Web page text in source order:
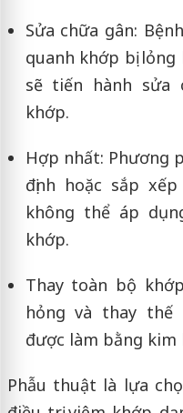
Sửa chữa gân:
quanh khớp bị
sẽ tiến hành sửa
khớp.
Hợp nhất: Phương
định hoặc sắp
không thể áp
khớp.
Thay toàn bộ
hỏng và thay
được làm bằng kim
Phẫu thuật là lựa